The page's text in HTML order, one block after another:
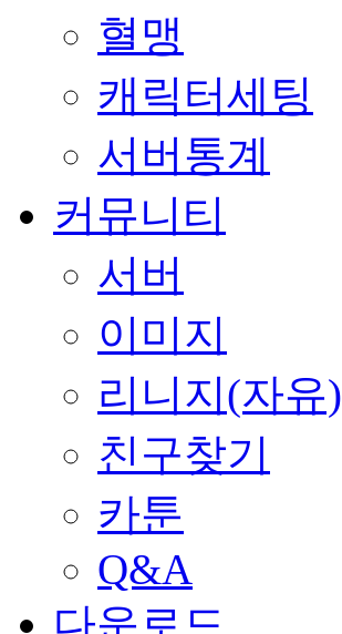
혈맹
캐릭터세팅
서버통계
커뮤니티
서버
이미지
리니지(자유)
친구찾기
카툰
Q&A
다운로드